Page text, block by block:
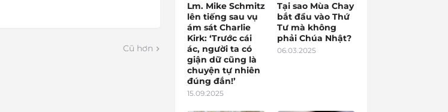
Cũ hơn
Lm. Mike Schmitz
lên tiếng sau vụ
ám sát Charlie
Kirk: ‘Trước cái
ác, người ta có
giận dữ cũng là
chuyện tự nhiên
đúng đắn!’
15.09.2025
Tại sao Mùa Chay
bắt đầu vào Thứ
Tư mà không
phải Chúa Nhật?
06.03.2025